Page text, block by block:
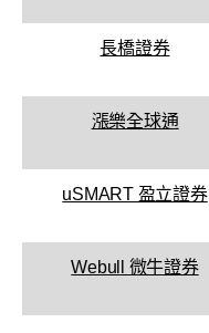
長橋證券
漲樂全球通
uSMART 盈立證券
Webull 微牛證券